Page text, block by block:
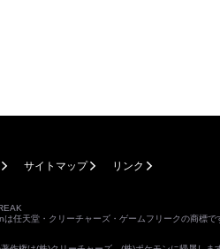
サイトマップ リンク
任天堂・クリーチャーズ・ゲームフリークの商標で